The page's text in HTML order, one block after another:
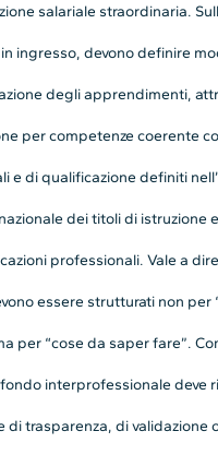
salariale straordinaria.
ingresso, devono definire
degli apprendimenti,
per competenze coerente
e di qualificazione definiti
dei titoli di istruzione
professionali. Vale a
essere strutturati non per
per “cose da saper fare”.
interprofessionale deve
di trasparenza, di validazione